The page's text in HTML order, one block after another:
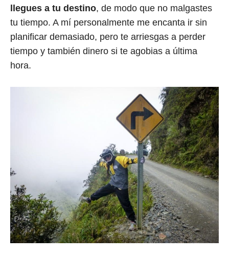
llegues a tu destino, de modo que no malgastes
tu tiempo. A mí personalmente me encanta ir sin
planificar demasiado, pero te arriesgas a perder
tiempo y también dinero si te agobias a última
hora.